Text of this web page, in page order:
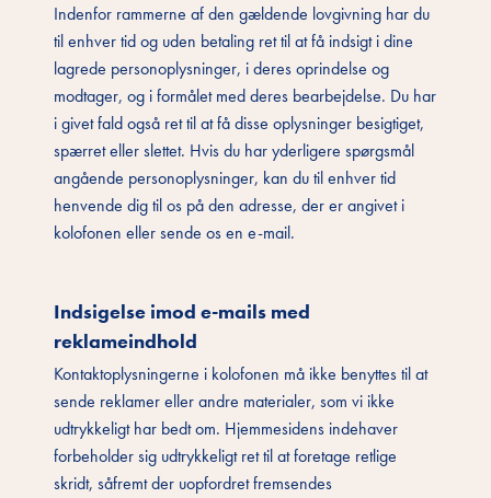
Indenfor rammerne af den gældende lovgivning har du
til enhver tid og uden betaling ret til at få indsigt i dine
lagrede personoplysninger, i deres oprindelse og
modtager, og i formålet med deres bearbejdelse. Du har
i givet fald også ret til at få disse oplysninger besigtiget,
spærret eller slettet. Hvis du har yderligere spørgsmål
angående personoplysninger, kan du til enhver tid
henvende dig til os på den adresse, der er angivet i
kolofonen eller sende os en e-mail.
Indsigelse imod e-mails med
reklameindhold
Kontaktoplysningerne i kolofonen må ikke benyttes til at
sende reklamer eller andre materialer, som vi ikke
udtrykkeligt har bedt om. Hjemmesidens indehaver
forbeholder sig udtrykkeligt ret til at foretage retlige
skridt, såfremt der uopfordret fremsendes